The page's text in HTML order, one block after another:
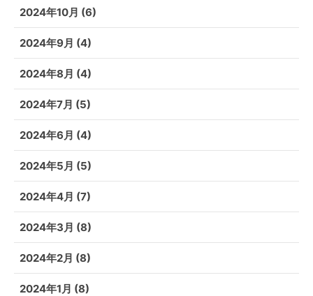
2024年10月 (6)
2024年9月 (4)
2024年8月 (4)
2024年7月 (5)
2024年6月 (4)
2024年5月 (5)
2024年4月 (7)
2024年3月 (8)
2024年2月 (8)
2024年1月 (8)